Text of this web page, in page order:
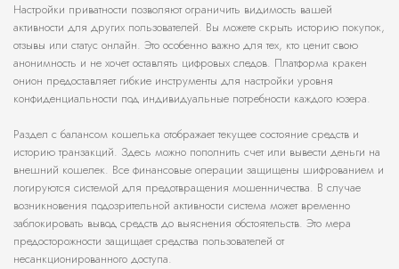
Настройки приватности позволяют ограничить видимость вашей
активности для других пользователей. Вы можете скрыть историю покупок,
отзывы или статус онлайн. Это особенно важно для тех, кто ценит свою
анонимность и не хочет оставлять цифровых следов. Платформа кракен
онион предоставляет гибкие инструменты для настройки уровня
конфиденциальности под индивидуальные потребности каждого юзера.
Раздел с балансом кошелька отображает текущее состояние средств и
историю транзакций. Здесь можно пополнить счет или вывести деньги на
внешний кошелек. Все финансовые операции защищены шифрованием и
логируются системой для предотвращения мошенничества. В случае
возникновения подозрительной активности система может временно
заблокировать вывод средств до выяснения обстоятельств. Это мера
предосторожности защищает средства пользователей от
несанкционированного доступа.